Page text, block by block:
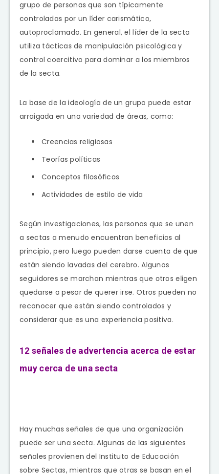
grupo de personas que son típicamente
controladas por un líder carismático,
autoproclamado. En general, el líder de la secta
utiliza tácticas de manipulación psicológica y
control coercitivo para dominar a los miembros
de la secta.
La base de la ideología de un grupo puede estar
arraigada en una variedad de áreas, como:
Creencias religiosas
Teorías políticas
Conceptos filosóficos
Actividades de estilo de vida
Según investigaciones, las personas que se unen
a sectas a menudo encuentran beneficios al
principio, pero luego pueden darse cuenta de que
están siendo lavadas del cerebro. Algunos
seguidores se marchan mientras que otros eligen
quedarse a pesar de querer irse. Otros pueden no
reconocer que están siendo controlados y
considerar que es una experiencia positiva.
12 señales de advertencia acerca de estar
muy cerca de una secta
Hay muchas señales de que una organización
puede ser una secta. Algunas de las siguientes
señales provienen del Instituto de Educación
sobre Sectas, mientras que otras se basan en el